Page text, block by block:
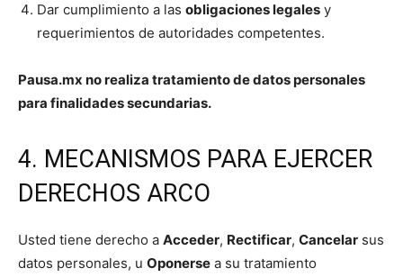
Dar cumplimiento a las obligaciones legales y
requerimientos de autoridades competentes.
Pausa.mx no realiza tratamiento de datos personales
para finalidades secundarias.
4. MECANISMOS PARA EJERCER
DERECHOS ARCO
Usted tiene derecho a Acceder, Rectificar, Cancelar sus
datos personales, u Oponerse a su tratamiento